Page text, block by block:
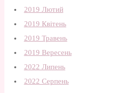
2019 Лютий
2019 Квітень
2019 Травень
2019 Вересень
2022 Липень
2022 Серпень